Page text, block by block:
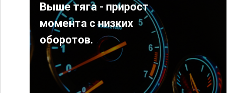
Выше тяга - прирост
момента с низких
оборотов.